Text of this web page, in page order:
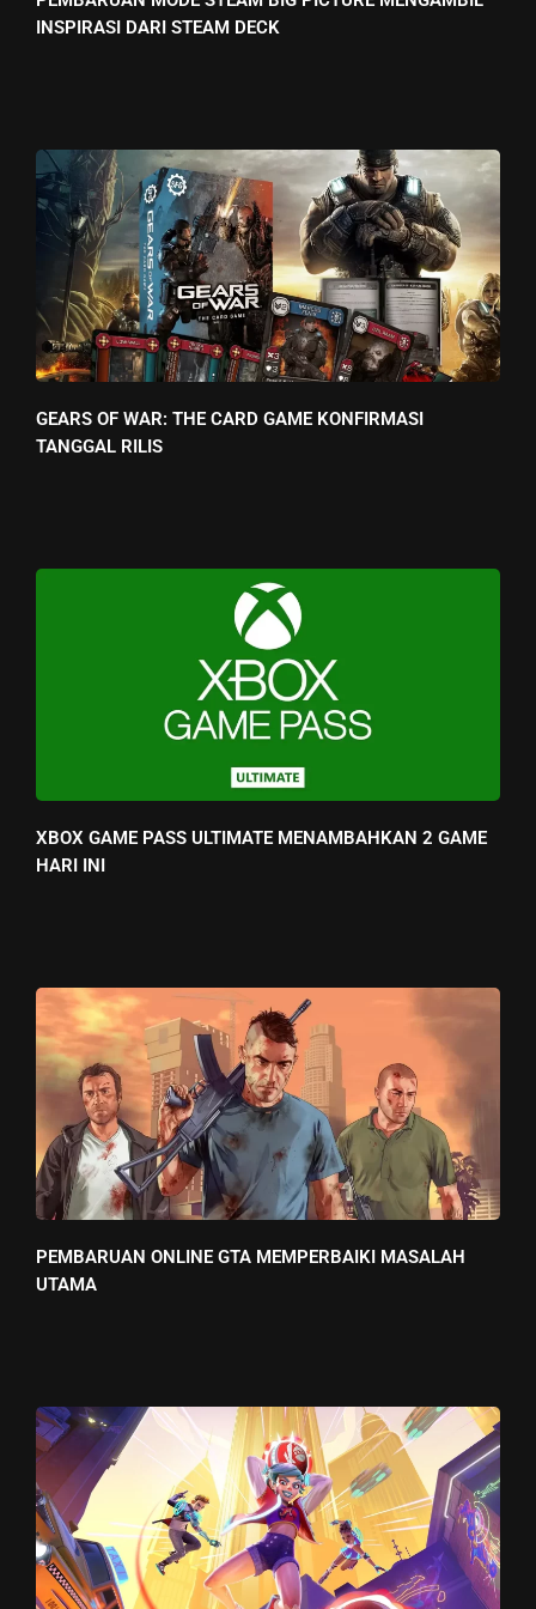
INSPIRASI DARI STEAM DECK
GEARS OF WAR: THE CARD GAME KONFIRMASI
TANGGAL RILIS
XBOX GAME PASS ULTIMATE MENAMBAHKAN 2 GAME
HARI INI
PEMBARUAN ONLINE GTA MEMPERBAIKI MASALAH
UTAMA